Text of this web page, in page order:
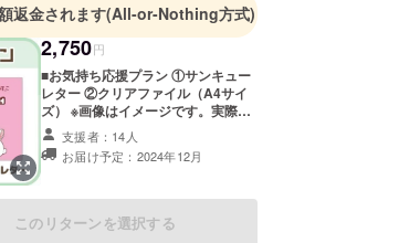
返金されます(All-or-Nothing方式)
2,750円
■お気持ち応援プラン ①サンキュー
レター ②クリアファイル（A4サイ
ズ） ※画像はイメージです。実際の
デザインとは異なる可能性が御座い
ます。 ※消費税と送料を含んだ金額
です。
支援者：14人
お届け予定：2024年12月
このリターンを選択する